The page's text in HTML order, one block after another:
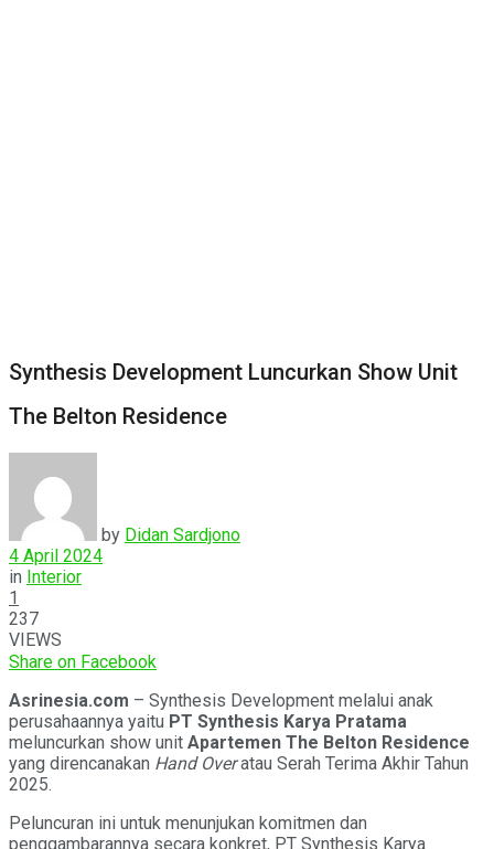
Synthesis Development Luncurkan Show Unit
The Belton Residence
by Didan Sardjono
4 April 2024
in Interior
1
237
VIEWS
Share on Facebook
Asrinesia.com – Synthesis Development melalui anak
perusahaannya yaitu PT Synthesis Karya Pratama
meluncurkan show unit Apartemen The Belton Residence
yang direncanakan Hand Overatau Serah Terima Akhir Tahun
2025.
Peluncuran ini untuk menunjukan komitmen dan
penggambarannya secara konkret, PT Synthesis Karya